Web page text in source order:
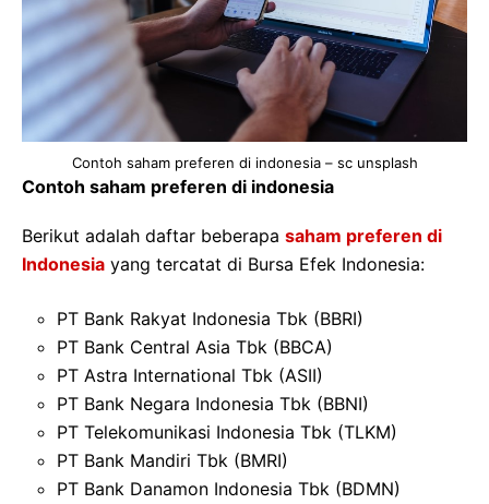
Contoh saham preferen di indonesia – sc unsplash
Contoh saham preferen di indonesia
Berikut adalah daftar beberapa saham preferen di
Indonesia yang tercatat di Bursa Efek Indonesia:
PT Bank Rakyat Indonesia Tbk (BBRI)
PT Bank Central Asia Tbk (BBCA)
PT Astra International Tbk (ASII)
PT Bank Negara Indonesia Tbk (BBNI)
PT Telekomunikasi Indonesia Tbk (TLKM)
PT Bank Mandiri Tbk (BMRI)
PT Bank Danamon Indonesia Tbk (BDMN)